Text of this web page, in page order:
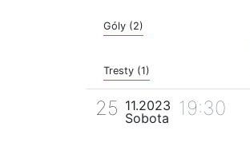
Góly (2)
Tresty (1)
25 11.2023
Sobota
19:30